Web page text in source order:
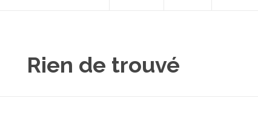
Rien de trouvé